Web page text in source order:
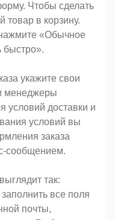
Чтобы сделать
товар в корзину.
«Обычное
укажите свои
менеджеры
условий доставки и
условий вы
заказа
сообщением.
так:
все поля
почты,